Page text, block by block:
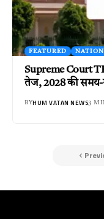
FEATURED
Supreme Court
तेज, 2028 की समय-
BYHUM VATAN NEWS3